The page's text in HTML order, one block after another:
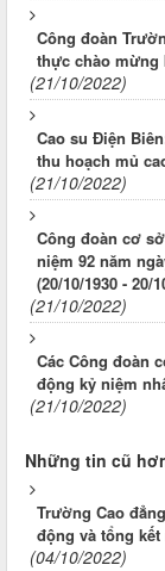
Công đoàn
thực chào mừng
(21/10/2022)
Cao su Điện
thu hoạch mủ
(21/10/2022)
Công đoàn cơ
niệm 92 năm
(20/10/1930 - 20/
(21/10/2022)
Các Công đoàn
động kỷ niệm
(21/10/2022)
Những tin cũ
Trường Cao
động và tổng kết
(04/10/2022)